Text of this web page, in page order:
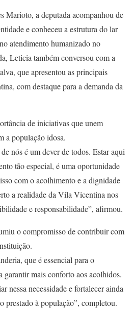
Marioto, a deputada acompanhou de
e conheceu a estrutura do lar
atendimento humanizado no
Leticia também conversou com a
que apresentou as principais
com destaque para a demanda da
de iniciativas que unem
a população idosa.
nós é um dever de todos. Estar aqui
tão especial, é uma oportunidade
com o acolhimento e a dignidade
a realidade da Vila Vicentina nos
e responsabilidade”, afirmou.
o compromisso de contribuir com
que é essencial para o
garantir mais conforto aos acolhidos.
nessa necessidade e fortalecer ainda
prestado à população”, completou.